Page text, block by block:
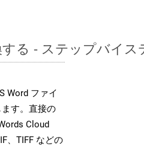
る - ステップバイ
Word ファイ
す。直接の
Cloud
、TIFF などの